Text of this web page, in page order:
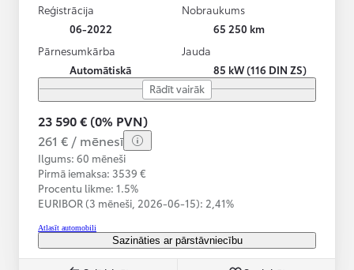
Reģistrācija
06-2022
Nobraukums
65 250 km
Pārnesumkārba
Automātiskā
Jauda
85 kW (116 DIN ZS)
Rādīt vairāk
23 590 € (0% PVN)
261 € / mēnesī
Ilgums: 60 mēneši
Pirmā iemaksa: 3539 €
Procentu likme: 1.5%
EURIBOR (3 mēneši, 2026-06-15): 2,41%
Atlasīt automobili
Sazināties ar pārstāvniecību